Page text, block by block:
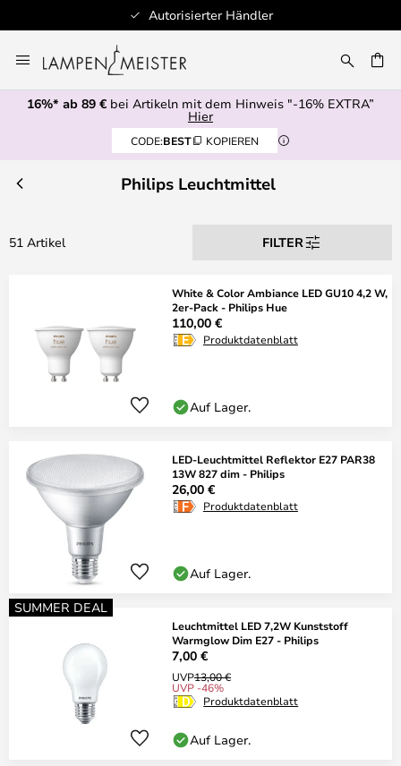
Autorisierter Händler
Inhalt
springen
16%* ab 89 € bei Artikeln mit dem Hinweis "-16% EXTRA”
Hier
CODE:BEST KOPIEREN
Philips Leuchtmittel
51 Artikel FILTER
White & Color Ambiance LED GU10 4,2 W,
2er-Pack - Philips Hue
110,00 €
Produktdatenblatt
Auf Lager.
LED-Leuchtmittel Reflektor E27 PAR38
13W 827 dim - Philips
26,00 €
Produktdatenblatt
Auf Lager.
SUMMER DEAL
Leuchtmittel LED 7,2W Kunststoff
Warmglow Dim E27 - Philips
7,00 €
UVP13,00 €
UVP -46%
Produktdatenblatt
Auf Lager.